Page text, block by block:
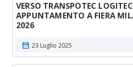
VERSO TRANSPOTEC
APPUNTAMENTO A FIERA
2026
calendar_month 23 Luglio 2025